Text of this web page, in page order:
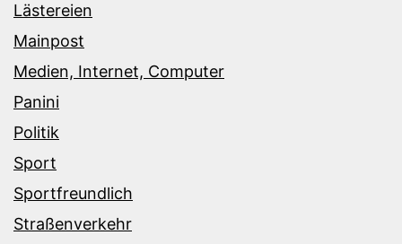
Lästereien
Mainpost
Medien, Internet, Computer
Panini
Politik
Sport
Sportfreundlich
Straßenverkehr